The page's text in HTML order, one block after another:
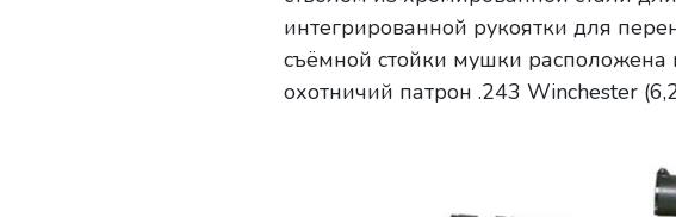
интегрированной рукоятки для
съёмной стойки мушки расположена
охотничий патрон .243 Winchester